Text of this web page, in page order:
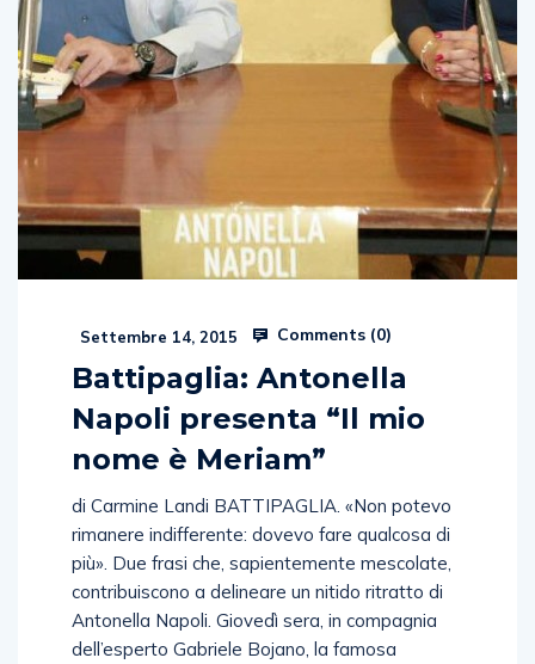
Settembre 14, 2015 Comments (0)
Battipaglia: Antonella
Napoli presenta “Il mio
nome è Meriam”
di Carmine Landi BATTIPAGLIA. «Non potevo
rimanere indifferente: dovevo fare qualcosa di
più». Due frasi che, sapientemente mescolate,
contribuiscono a delineare un nitido ritratto di
Antonella Napoli. Giovedì sera, in compagnia
dell’esperto Gabriele Bojano, la famosa